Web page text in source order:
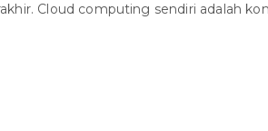
Cloud computing sendiri adalah